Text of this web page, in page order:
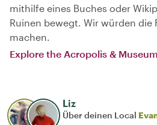
mithilfe eines Buches oder
Ruinen bewegt. Wir würden
machen.
Explore the Acropolis &
Liz
Über deinen Local